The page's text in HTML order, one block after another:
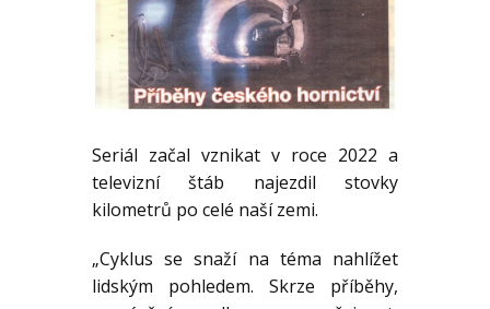
Seriál začal vznikat v roce 2022 a
televizní štáb najezdil stovky
kilometrů po celé naší zemi.
„Cyklus se snaží na téma nahlížet
lidským pohledem. Skrze příběhy,